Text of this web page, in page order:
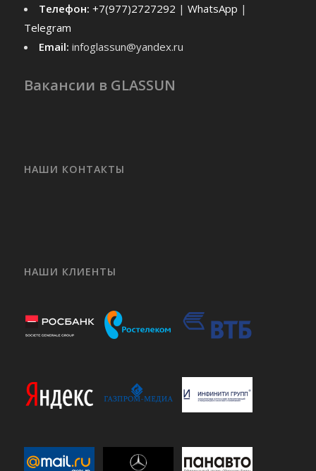
Телефон: +7(977)2727292 | WhatsApp |
Telegram
Email: infoglassun@yandex.ru
Вакансии в GLASSUN
НАШИ КОНТАКТЫ
НАШИ КЛИЕНТЫ